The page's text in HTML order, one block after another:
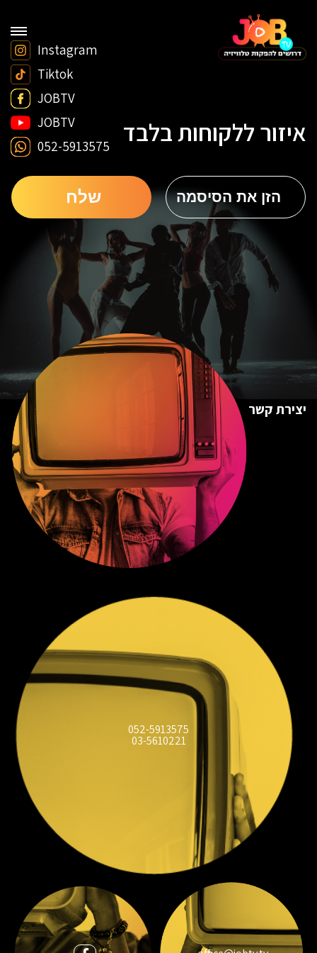
Instagram
Tiktok
JOBTV
JOBTV
052-5913575
איזור ללקוחות בלבד
יצירת קשר
052-5913575
03-5610221